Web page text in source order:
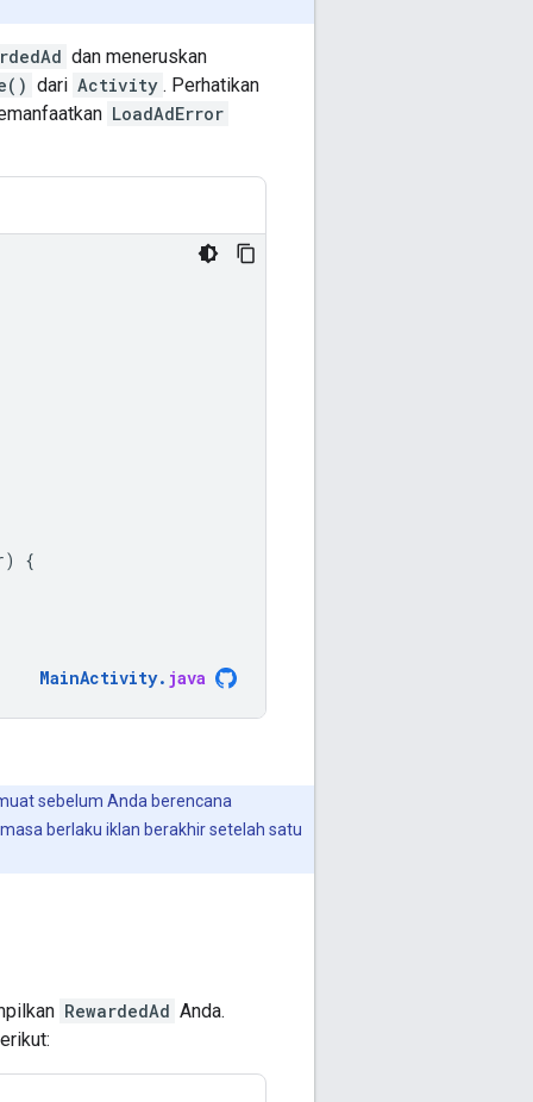
dan meneruskan
dari Activity . Perhatikan
LoadAdError
)
{
MainActivity. java
sebelum Anda berencana
berlaku iklan berakhir setelah satu
RewardedAd Anda.